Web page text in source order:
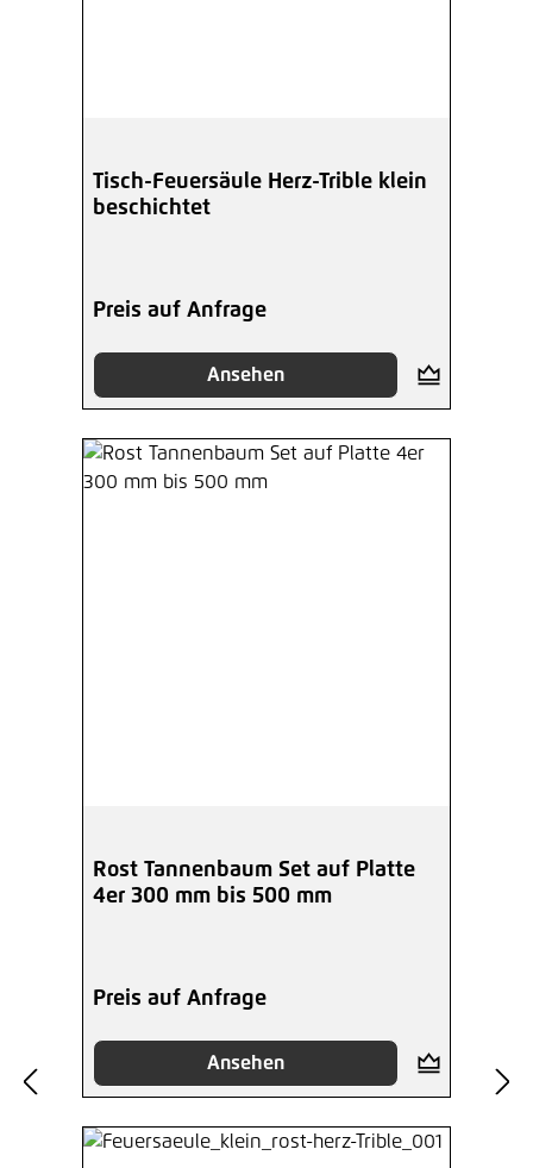
Tisch-Feuersäule Herz-Trible klein
beschichtet
Preis auf Anfrage
Ansehen
Rost Tannenbaum Set auf Platte
4er 300 mm bis 500 mm
Preis auf Anfrage
Ansehen